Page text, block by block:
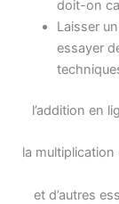
doit-on
Laisser
essayer
l’addition
la
et d’autres